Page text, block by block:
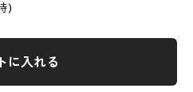
)
に入れる